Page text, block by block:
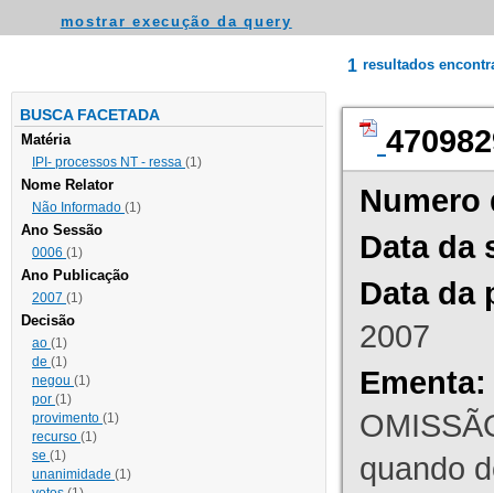
mostrar execução da query
BUSCA FACETADA
Matéria
IPI- processos NT - ressa (1)
Nome Relator
Não Informado (1)
Ano Sessão
0006 (1)
Ano Publicação
2007 (1)
Decisão
ao (1)
de (1)
negou (1)
por (1)
provimento (1)
recurso (1)
se (1)
unanimidade (1)
1 resultados
Numero
Data da
Data da
2007
Ementa:
quando